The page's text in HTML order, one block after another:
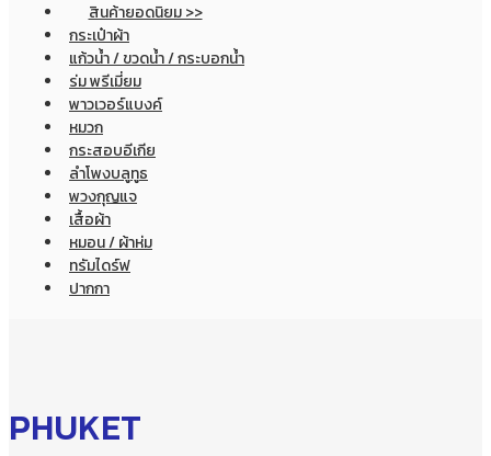
สินค้ายอดนิยม >>
กระเป๋าผ้า
แก้วน้ำ / ขวดน้ำ / กระบอกน้ำ
ร่ม พรีเมี่ยม
พาวเวอร์แบงค์
หมวก
กระสอบอีเกีย
ลำโพงบลูทูธ
พวงกุญแจ
เสื้อผ้า
หมอน / ผ้าห่ม
ทรัมไดร์ฟ
ปากกา
PHUKET